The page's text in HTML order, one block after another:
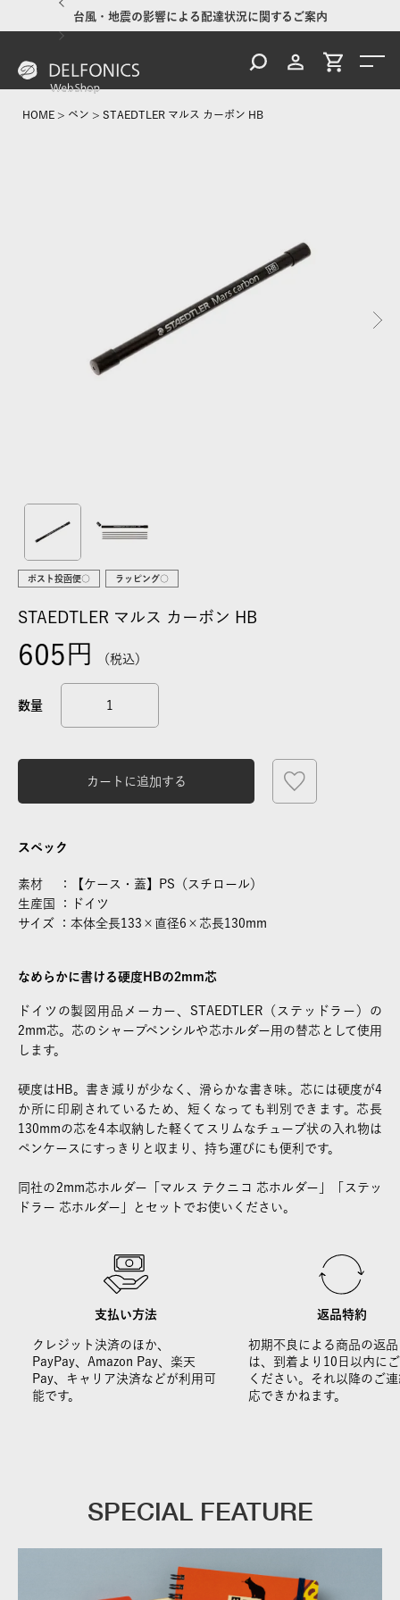
台風・地震の影響による配達状況に関するご案内
HOME ペン STAEDTLER マルス カーボン HB
ポスト投函便○ ラッピング○
STAEDTLER マルス カーボン HB
605 税込
カートに追加する
スペック
素材 ：【ケース・蓋】PS（スチロール）
生産国 ：ドイツ
サイズ ：本体全長133×直径6×芯長130mm
なめらかに書ける硬度HBの2mm芯
ドイツの製図用品メーカー、STAEDTLER（ステッドラー）の
2mm芯。芯のシャープペンシルや芯ホルダー用の替芯として使用
します。
硬度はHB。書き減りが少なく、滑らかな書き味。芯には硬度が4
か所に印刷されているため、短くなっても判別できます。芯長
130mmの芯を4本収納した軽くてスリムなチューブ状の入れ物は
ペンケースにすっきりと収まり、持ち運びにも便利です。
同社の2mm芯ホルダー「マルス テクニコ 芯ホルダー」「ステッ
ドラー 芯ホルダー」とセットでお使いください。
支払い方法
クレジット決済のほか、
PayPay、Amazon Pay、楽天
Pay、キャリア決済などが利用可
能です。
返品特約
初期不良による商品の返
は、到着より10日以内に
ください。それ以降のご
応できかねます。
SPECIAL FEATURE